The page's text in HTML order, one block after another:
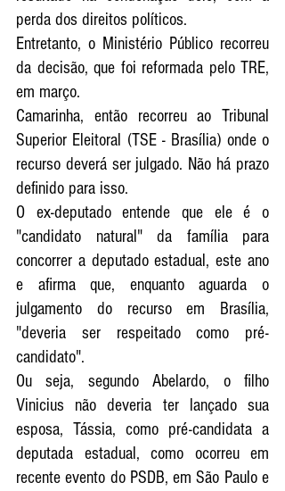
perda dos direitos políticos.
Entretanto, o Ministério Público recorreu
da decisão, que foi reformada pelo TRE,
em março.
Camarinha, então recorreu ao Tribunal
Superior Eleitoral (TSE - Brasília) onde o
recurso deverá ser julgado. Não há prazo
definido para isso.
O ex-deputado entende que ele é o
"candidato natural" da família para
concorrer a deputado estadual, este ano
e afirma que, enquanto aguarda o
julgamento do recurso em Brasília,
"deveria ser respeitado como pré-
candidato".
Ou seja, segundo Abelardo, o filho
Vinicius não deveria ter lançado sua
esposa, Tássia, como pré-candidata a
deputada estadual, como ocorreu em
recente evento do PSDB, em São Paulo e